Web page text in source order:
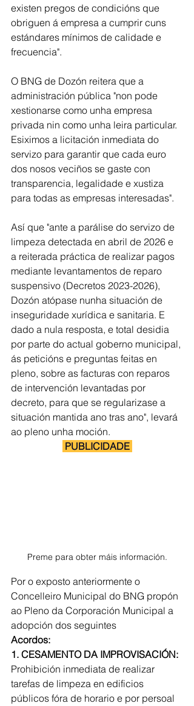
existen pregos de condicións que
obriguen á empresa a cumprir cuns
estándares mínimos de calidade e
frecuencia".
O BNG de Dozón reitera que a
administración pública "non pode
xestionarse como unha empresa
privada nin como unha leira particular.
Esiximos a licitación inmediata do
servizo para garantir que cada euro
dos nosos veciños se gaste con
transparencia, legalidade e xustiza
para todas as empresas interesadas".
Así que "ante a parálise do servizo de
limpeza detectada en abril de 2026 e
a reiterada práctica de realizar pagos
mediante levantamentos de reparo
suspensivo (Decretos 2023-2026),
Dozón atópase nunha situación de
inseguridade xurídica e sanitaria. E
dado a nula resposta, e total desidia
por parte do actual goberno municipal,
ás peticións e preguntas feitas en
pleno, sobre as facturas con reparos
de intervención levantadas por
decreto, para que se regularizase a
situación mantida ano tras ano", levará
ao pleno unha moción.
PUBLICIDADE
Preme para obter máis información.
Por o exposto anteriormente o
Concelleiro Municipal do BNG propón
ao Pleno da Corporación Municipal a
adopción dos seguintes
Acordos:
1. CESAMENTO DA IMPROVISACIÓN:
Prohibición inmediata de realizar
tarefas de limpeza en edificios
públicos fóra de horario e por persoal